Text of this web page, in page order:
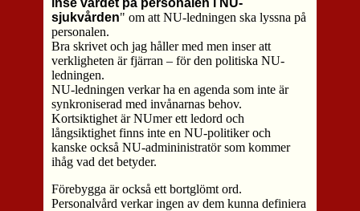
inse värdet på personalen i NU-
sjukvården" om att NU-ledningen ska lyssna på
personalen.
Bra skrivet och jag håller med men inser att
verkligheten är fjärran – för den politiska NU-
ledningen.
NU-ledningen verkar ha en agenda som inte är
synkroniserad med invånarnas behov.
Kortsiktighet är NUmer ett ledord och
långsiktighet finns inte en NU-politiker och
kanske också NU-admininistratör som kommer
ihåg vad det betyder.
Förebygga är också ett bortglömt ord.
Personalvård verkar ingen av dem kunna definiera